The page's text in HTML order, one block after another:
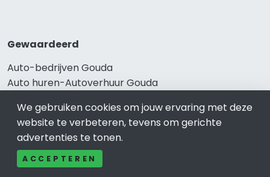
Gewaardeerd
Auto-bedrijven Gouda
Auto huren-Autoverhuur Gouda
Advocatenkantoren Gouda
Slotenmaker Gouda
We gebruiken cookies om jouw ervaring met deze
website te verbeteren, tevens om gerichte
advertenties te tonen.
ACCEPTEREN